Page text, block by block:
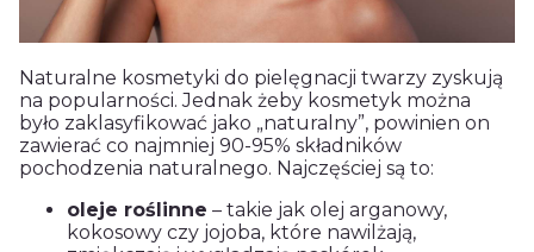
Naturalne kosmetyki do pielęgnacji twarzy zyskują
na popularności. Jednak żeby kosmetyk można
było zaklasyfikować jako „naturalny”, powinien on
zawierać co najmniej 90-95% składników
pochodzenia naturalnego. Najczęściej są to:
oleje roślinne – takie jak olej arganowy,
kokosowy czy jojoba, które nawilżają,